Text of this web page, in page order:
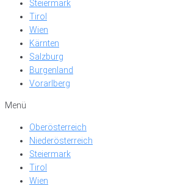
Steiermark
Tirol
Wien
Kärnten
Salzburg
Burgenland
Vorarlberg
Menü
Oberösterreich
Niederösterreich
Steiermark
Tirol
Wien